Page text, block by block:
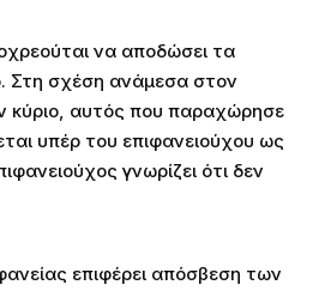
να αποδώσει τα
Στη σχέση ανάμεσα στον
κύριο, αυτός που παραχώρησε
υπέρ του επιφανειούχου ως
γνωρίζει ότι δεν
επιφέρει απόσβεση των